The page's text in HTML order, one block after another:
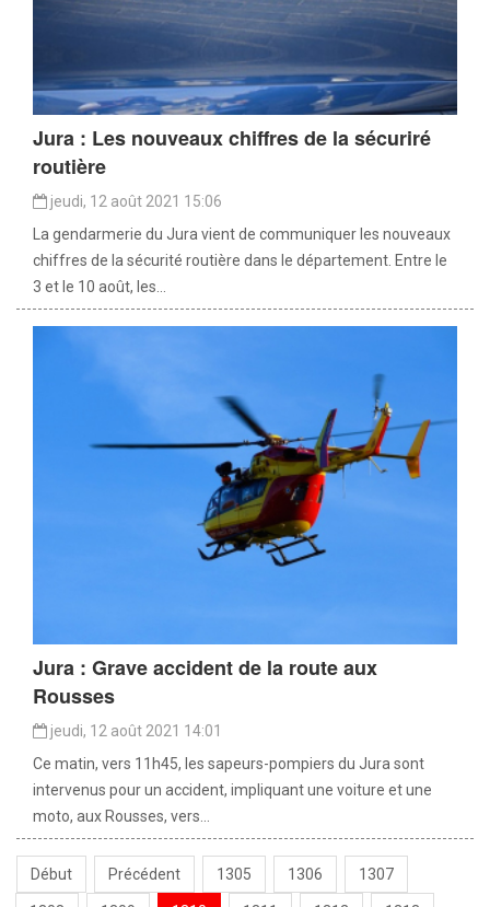
Jura : Les nouveaux chiffres de la sécuriré
routière
jeudi, 12 août 2021 15:06
La gendarmerie du Jura vient de communiquer les nouveaux
chiffres de la sécurité routière dans le département. Entre le
3 et le 10 août, les...
Jura : Grave accident de la route aux
Rousses
jeudi, 12 août 2021 14:01
Ce matin, vers 11h45, les sapeurs-pompiers du Jura sont
intervenus pour un accident, impliquant une voiture et une
moto, aux Rousses, vers...
Début Précédent 1305 1306 1307